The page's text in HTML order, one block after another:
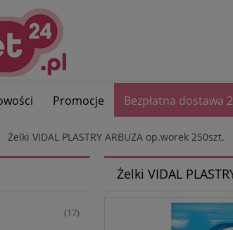
Promocje Bezpłatna dostawa
Żelki VIDAL PLASTRY ARBUZA op.worek 250szt.
(17)
Żelki VIDAL